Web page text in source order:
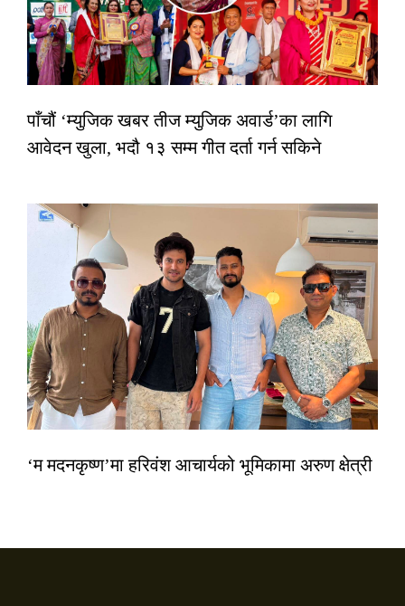
पाँचौं ‘म्युजिक खबर तीज म्युजिक अवार्ड’का लागि
आवेदन खुला, भदौ १३ सम्म गीत दर्ता गर्न सकिने
‘म मदनकृष्ण’मा हरिवंश आचार्यको भूमिकामा अरुण क्षेत्री